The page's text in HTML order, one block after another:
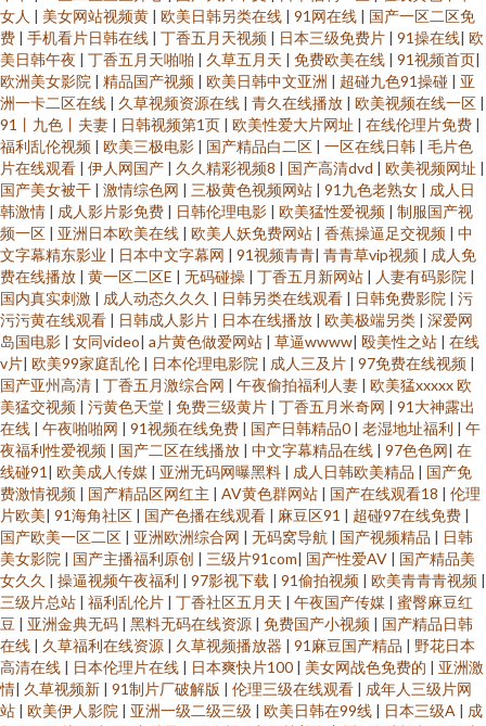
女人 | 美女网站视频黄 | 欧美日韩另类在线 | 91网在线 | 国产一区二区免
费 | 手机看片日韩在线 | 丁香五月天视频 | 日本三级免费片 | 91操在线| 欧
美日韩午夜 | 丁香五月天啪啪 | 久草五月天 | 免费欧美在线 | 91视频首页|
欧洲美女影院 | 精品国产视频 | 欧美日韩中文亚洲 | 超碰九色91操碰 | 亚
洲一卡二区在线 | 久草视频资源在线 | 青久在线播放 | 欧美视频在线一区 |
91丨九色丨夫妻 | 日韩视频第1页 | 欧美性爱大片网址 | 在线伦理片免费 |
福利乱伦视频 | 欧美三极电影 | 国产精品白二区 | 一区在线日韩 | 毛片色
片在线观看 | 伊人网国产 | 久久精彩视频8 | 国产高清dvd | 欧美视频网址 |
国产美女被干 | 激情综色网 | 三极黄色视频网站 | 91九色老熟女 | 成人日
韩激情 | 成人影片影免费 | 日韩伦理电影 | 欧美猛性爱视频 | 制服国产视
频一区 | 亚洲日本欧美在线 | 欧美人妖免费网站 | 香蕉操逼足交视频 | 中
文字幕精东影业 | 日本中文字幕网 | 91视频青青| 青青草vip视频 | 成人免
费在线播放 | 黄一区二区E | 无码碰操 | 丁香五月新网站 | 人妻有码影院 |
国内真实刺激 | 成人动态久久久 | 日韩另类在线观看 | 日韩免费影院 | 污
污污黄在线观看 | 日韩成人影片 | 日本在线播放 | 欧美极端另类 | 深爱网
岛国电影 | 女同video| a片黄色做爱网站 | 草逼wwww| 殴美性之站 | 在线
v片| 欧美99家庭乱伦 | 日本伦理电影院 | 成人三及片 | 97免费在线视频 |
国产亚州高清 | 丁香五月激综合网 | 午夜偷拍福利人妻 | 欧美猛xxxxx 欧
美猛交视频 | 污黄色天堂 | 免费三级黄片 | 丁香五月米奇网 | 91大神露出
在线 | 午夜啪啪网 | 91视频在线免费 | 国产日韩精品0 | 老湿地址福利 | 午
夜福利性爱视频 | 国产二区在线播放 | 中文字幕精品在线 | 97色色网| 在
线碰91 | 欧美成人传媒 | 亚洲无码网曝黑料 | 成人日韩欧美精品 | 国产免
费激情视频 | 国产精品区网红主 | AV黄色群网站 | 国产在线观看18 | 伦理
片欧美| 91海角社区 | 国产色播在线观看 | 麻豆区91 | 超碰97在线免费 |
国产欧美一区二区 | 亚洲欧洲综合网 | 无码窝导航 | 国产视频精品 | 日韩
美女影院 | 国产主播福利原创 | 三级片91com| 国产性爱AV | 国产精品美
女久久 | 操逼视频午夜福利 | 97影视下载 | 91偷拍视频 | 欧美青青青视频 |
三级片总站 | 福利乱伦片 | 丁香社区五月天 | 午夜国产传媒 | 蜜臀麻豆红
豆 | 亚洲金典无码 | 黑料无码在线资源 | 免费国产小视频 | 国产精品日韩
在线 | 久草福利在线资源 | 久草视频播放器 | 91麻豆国产精品 | 野花日本
高清在线 | 日本伦理片在线 | 日本爽快片100 | 美女网战色免费的 | 亚洲激
情| 久草视频新 | 91制片厂破解版 | 伦理三级在线观看 | 成年人三级片网
站 | 欧美伊人影院 | 亚洲一级二级三级 | 欧美日韩在99线 | 日本三级A | 成